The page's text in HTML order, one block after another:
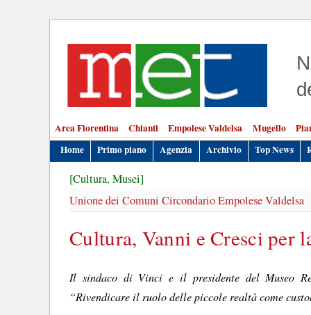
Area Fiorentina Chianti Empolese Valdelsa Mugello
Home
Primo piano Agenzia Archivio Top News
[Cultura, Musei]
Unione dei Comuni Circondario Empolese Valdelsa
Cultura, Vanni e Cresci per
Il sindaco di Vinci e il presidente del Museo
“Rivendicare il ruolo delle piccole realtà come